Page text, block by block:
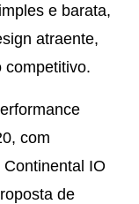
e barata,
atraente,
competitivo.
com
IO
de